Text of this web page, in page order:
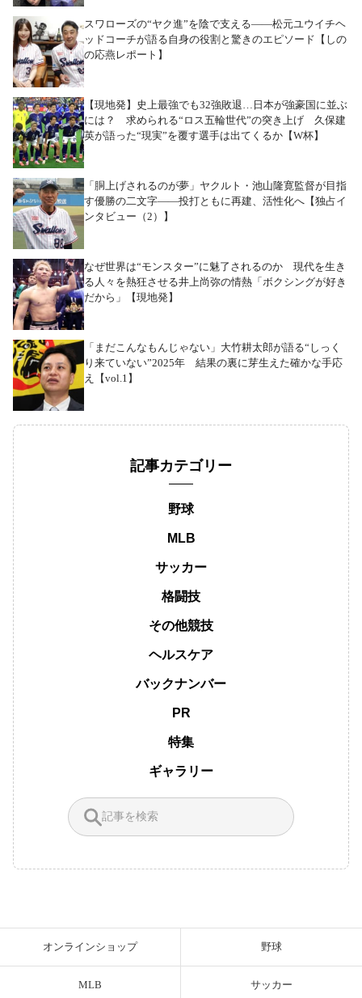
スワローズの“ヤク進”を陰で支える――松元ユウイチヘ
ッドコーチが語る自身の役割と驚きのエピソード【しの
の応燕レポート】
【現地発】史上最強でも32強敗退…日本が強豪国に並ぶ
には？ 求められる“ロス五輪世代”の突き上げ 久保建
英が語った“現実”を覆す選手は出てくるか【W杯】
「胴上げされるのが夢」ヤクルト・池山隆寛監督が目指
す優勝の二文字――投打ともに再建、活性化へ【独占イ
ンタビュー（2）】
なぜ世界は“モンスター”に魅了されるのか 現代を生き
る人々を熱狂させる井上尚弥の情熱「ボクシングが好き
だから」【現地発】
「まだこんなもんじゃない」大竹耕太郎が語る“しっく
り来ていない”2025年 結果の裏に芽生えた確かな手応
え【vol.1】
記事カテゴリー
野球
MLB
サッカー
格闘技
その他競技
ヘルスケア
バックナンバー
PR
特集
ギャラリー
オンラインショップ 野球
MLB サッカー